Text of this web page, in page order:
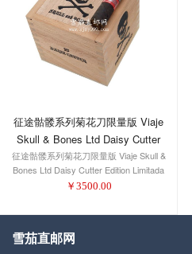
征途骷髅系列菊花刀限量版 Viaje
Skull & Bones Ltd Daisy Cutter
Edition Limitada
征途骷髅系列菊花刀限量版 Viaje Skull &
Bones Ltd Daisy Cutter Edition Limitada
￥ 3500.00
雪茄直邮网